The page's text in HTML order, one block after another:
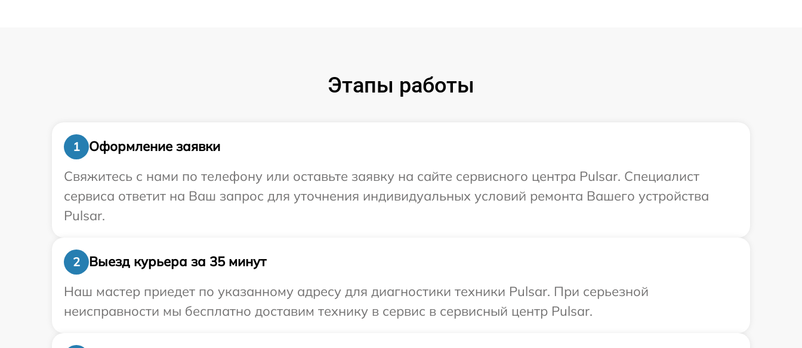
Этапы работы
1
Оформление заявки
Свяжитесь с нами по телефону или оставьте заявку на сайте сервисного центра Pulsar. Специалист
сервиса ответит на Ваш запрос для уточнения индивидуальных условий ремонта Вашего устройства
Pulsar.
2
Выезд курьера за 35 минут
Наш мастер приедет по указанному адресу для диагностики техники Pulsar. При серьезной
неисправности мы бесплатно доставим технику в сервис в сервисный центр Pulsar.